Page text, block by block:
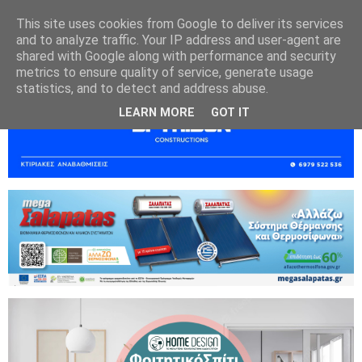
This site uses cookies from Google to deliver its services
and to analyze traffic. Your IP address and user-agent are
shared with Google along with performance and security
metrics to ensure quality of service, generate usage
statistics, and to detect and address abuse.
LEARN MORE GOT IT